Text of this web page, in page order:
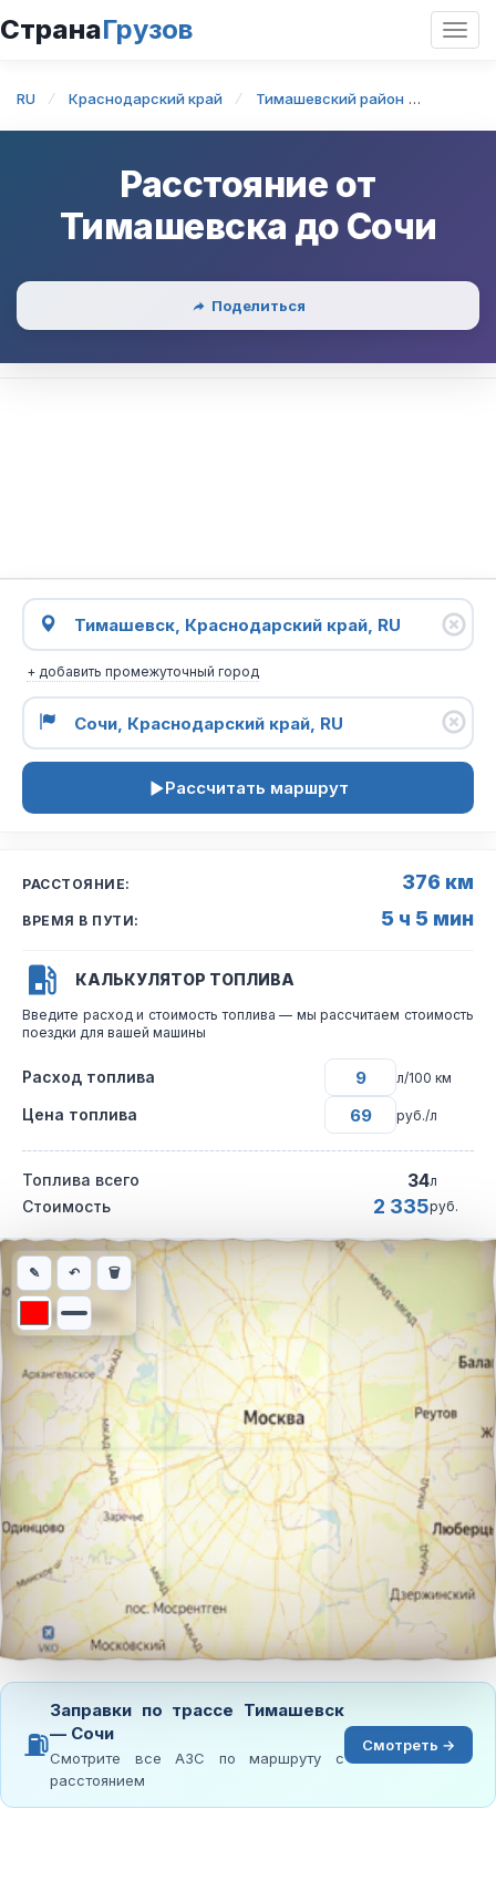
СтранаГрузов
RU Краснодарский край Тимашевский район
Расстояние от
Тимашевска до Сочи
Поделиться
+ добавить промежуточный город
Рассчитать маршрут
РАССТОЯНИЕ: 376 км
ВРЕМЯ В ПУТИ: 5 ч 5 мин
КАЛЬКУЛЯТОР ТОПЛИВА
Введите расход и стоимость топлива — мы рассчитаем стоимость
поездки для вашей машины
Расход топлива л/100 км
Цена топлива руб./л
Топлива всего 34л
Стоимость 2 335руб.
Интерактивная карта автомобильного маршрута из города
✎ ↶ 🗑
⛽
Заправки по трассе Тимашевск
— Сочи
Смотрите все АЗС по маршруту с
расстоянием
Смотреть →